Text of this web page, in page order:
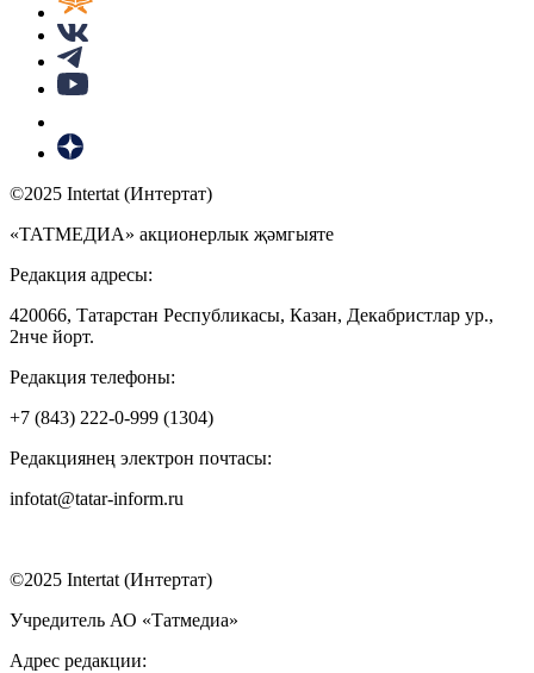
©2025 Intertat (Интертат)
«ТАТМЕДИА» акционерлык җәмгыяте
Редакция адресы:
420066, Татарстан Республикасы, Казан, Декабристлар ур.,
2нче йорт.
Редакция телефоны:
+7 (843) 222-0-999 (1304)
Редакциянең электрон почтасы:
infotat@tatar-inform.ru
©2025 Intertat (Интертат)
Учредитель АО «Татмедиа»
Адрес редакции: